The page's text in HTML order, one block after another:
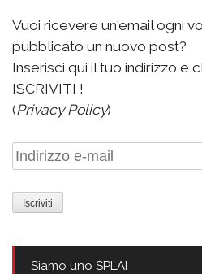
Vuoi ricevere un'email ogni
pubblicato un nuovo post?
Inserisci qui il tuo indirizzo e
ISCRIVITI !
(Privacy Policy)
Indirizzo
e-
mail
Siamo uno SPLAI